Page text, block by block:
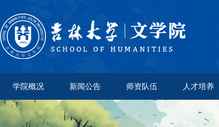
学院概况 新闻公告 师资队伍 人才培养